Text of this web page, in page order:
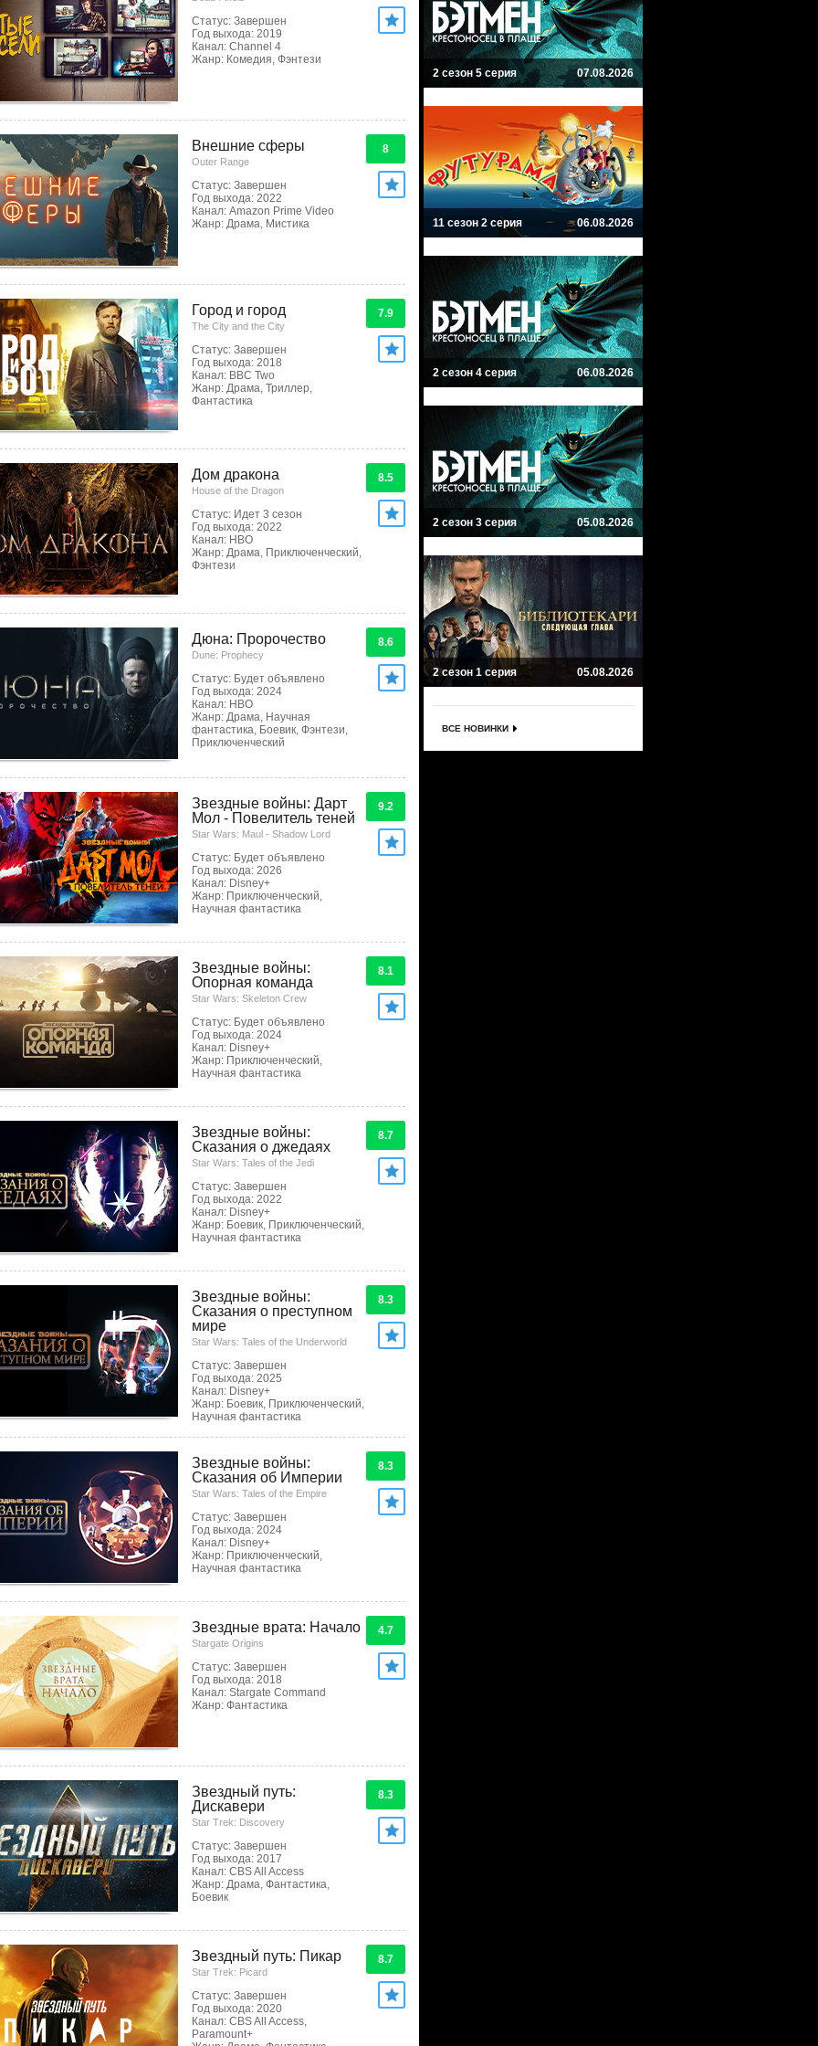
Статус: Завершен
Год выхода: 2019
Канал: Channel 4
Жанр: Комедия, Фэнтези
Внешние сферы
Outer Range
Статус: Завершен
Год выхода: 2022
Канал: Amazon Prime Video
Жанр: Драма, Мистика
8
Город и город
The City and the City
Статус: Завершен
Год выхода: 2018
Канал: BBC Two
Жанр: Драма, Триллер,
Фантастика
7.9
Дом дракона
House of the Dragon
Статус: Идет 3 сезон
Год выхода: 2022
Канал: HBO
Жанр: Драма, Приключенческий,
Фэнтези
8.5
Дюна: Пророчество
Dune: Prophecy
Статус: Будет объявлено
Год выхода: 2024
Канал: HBO
Жанр: Драма, Научная
фантастика, Боевик, Фэнтези,
Приключенческий
8.6
Звездные войны: Дарт
Мол - Повелитель теней
Star Wars: Maul - Shadow Lord
Статус: Будет объявлено
Год выхода: 2026
Канал: Disney+
Жанр: Приключенческий,
Научная фантастика
9.2
Звездные войны:
Опорная команда
Star Wars: Skeleton Crew
Статус: Будет объявлено
Год выхода: 2024
Канал: Disney+
Жанр: Приключенческий,
Научная фантастика
8.1
Звездные войны:
Сказания о джедаях
Star Wars: Tales of the Jedi
Статус: Завершен
Год выхода: 2022
Канал: Disney+
Жанр: Боевик, Приключенческий,
Научная фантастика
8.7
Звездные войны:
Сказания о преступном
мире
Star Wars: Tales of the Underworld
Статус: Завершен
Год выхода: 2025
Канал: Disney+
Жанр: Боевик, Приключенческий,
Научная фантастика
8.3
Звездные войны:
Сказания об Империи
Star Wars: Tales of the Empire
Статус: Завершен
Год выхода: 2024
Канал: Disney+
Жанр: Приключенческий,
Научная фантастика
8.3
Звездные врата: Начало
Stargate Origins
Статус: Завершен
Год выхода: 2018
Канал: Stargate Command
Жанр: Фантастика
4.7
Звездный путь:
Дискавери
Star Trek: Discovery
Статус: Завершен
Год выхода: 2017
Канал: CBS All Access
Жанр: Драма, Фантастика,
Боевик
8.3
Звездный путь: Пикар
Star Trek: Picard
Статус: Завершен
Год выхода: 2020
Канал: CBS All Access,
Paramount+
8.7
2 сезон 5 серия 07.08.2026
11 сезон 2 серия 06.08.2026
2 сезон 4 серия 06.08.2026
2 сезон 3 серия 05.08.2026
2 сезон 1 серия 05.08.2026
ВСЕ НОВИНКИ